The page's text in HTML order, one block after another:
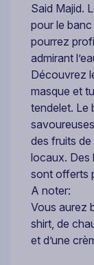
Said Majid.
pour le
pourrez
admirant
Découvrez
masque et
tendelet. Le
des fruits de
locaux. Des
sont offerts
A noter:
Vous aurez
shirt, de
et d’une